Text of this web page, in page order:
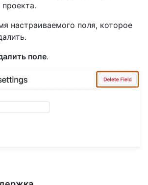
настраиваемого поля, которое
поле.